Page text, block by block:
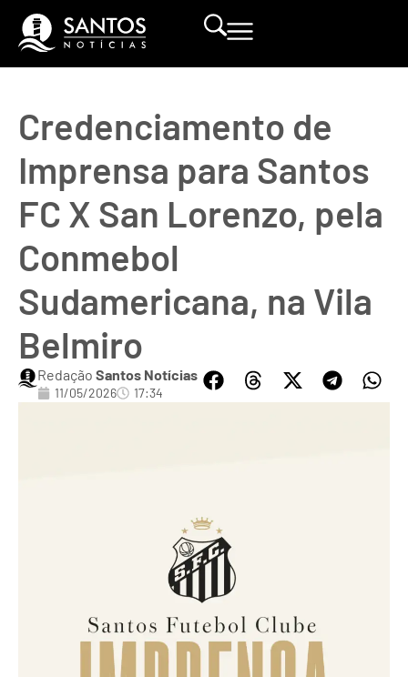
Credenciamento de
Imprensa para Santos
FC X San Lorenzo, pela
Conmebol
Sudamericana, na Vila
Belmiro
Redação Santos Notícias
11/05/2026 17:34